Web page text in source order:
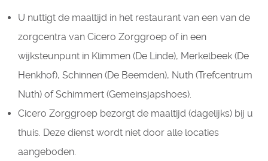
U nuttigt de maaltijd in het restaurant van een van de
zorgcentra van Cicero Zorggroep of in een
wijksteunpunt in Klimmen (De Linde), Merkelbeek (De
Henkhof), Schinnen (De Beemden), Nuth (Trefcentrum
Nuth) of Schimmert (Gemeinsjapshoes).
Cicero Zorggroep bezorgt de maaltijd (dagelijks) bij u
thuis. Deze dienst wordt niet door alle locaties
aangeboden.